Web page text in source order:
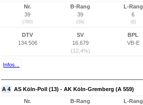
Nr.
39
(780)
B-Rang
39
(39)
L-Rang
6
(6)
DTV
134.506
SV
16.679
(12,4%)
BPL
VB-E
Infos...
A 4 AS Köln-Poll (13) - AK Köln-Gremberg (A 559)
Nr.
B-Rang
L-Rang